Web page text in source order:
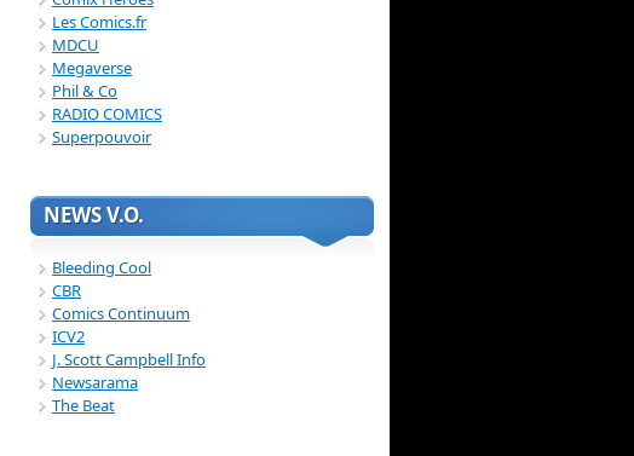
Les Comics.fr
MDCU
Megaverse
Phil & Co
RADIO COMICS
Superpouvoir
NEWS V.O.
Bleeding Cool
CBR
Comics Continuum
ICV2
J. Scott Campbell Info
Newsarama
The Beat